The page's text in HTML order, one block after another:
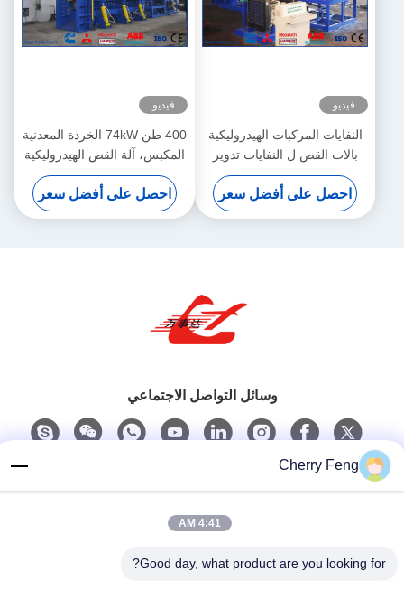
فيديو
النفايات المركبات الهيدروليكية
بالات القص ل النفايات تدوير
السيارات يارد محرك السيارات
احصل على أفضل سعر
فيديو
400 طن 74kW الخردة المعدنية
المكبس، آلة القص الهيدروليكية
احصل على أفضل سعر
وسائل التواصل الاجتماعي
بريد إلكتروني
Cherry Feng
4:41 AM
Good day, what product are you looking for?